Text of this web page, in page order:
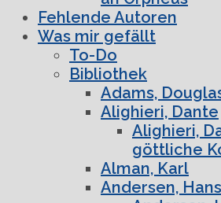
Fehlende Autoren
Was mir gefällt
To-Do
Bibliothek
Adams,
Alighieri, Dante
Alighieri,
göttliche
Alman, Karl
Andersen,